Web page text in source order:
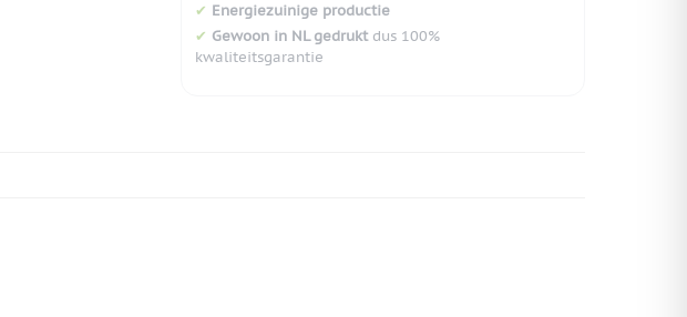
✔ Energiezuinige productie
✔ Gewoon in NL gedruktdus 100%
kwaliteitsgarantie